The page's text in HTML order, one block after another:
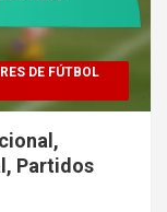
DE FÚTBOL
Partidos